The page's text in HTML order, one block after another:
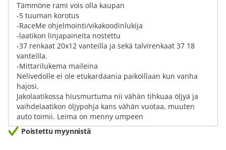
Tämmöne rami vois olla kaupan
-5 tuuman korotus
-RaceMe ohjelmointi/vikakoodinlukija
-laatikon linjapaineita nostettu
-37 renkaat 20x12 vanteilla ja sekä talvirenkaat 37 18
vanteilla.
-Mittarilukema maileina
Nelivedolle ei ole etukardaania paikoillaan kun vanha
hajosi.
Jakolaatikossa hiusmurtuma nii vähän tihkuaa öljyä ja
vaihdelaatikon öljypohja kans vähän vuotaa, muuten
auto toimii. Leima on menny umpeen
Poistettu myynnistä